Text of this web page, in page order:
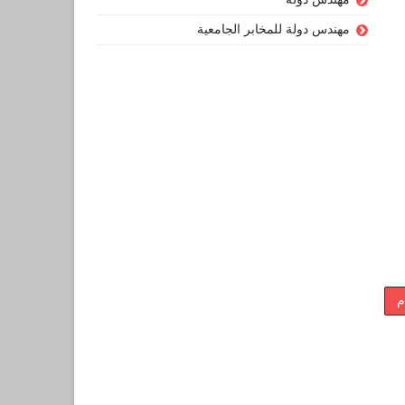
مهندس دولة للمخابر الجامعية